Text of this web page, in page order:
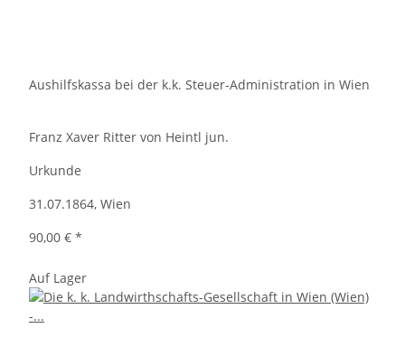
Aushilfskassa bei der k.k. Steuer-Administration in Wien
Franz Xaver Ritter von Heintl jun.
Urkunde
31.07.1864, Wien
90,00 € *
Auf Lager